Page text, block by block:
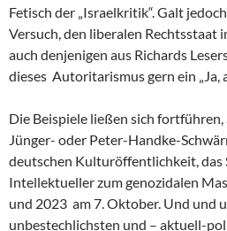
Fetisch der „Israelkritik“. Galt
Versuch, den liberalen Rechtsstaat
auch denjenigen aus Richards
dieses Autoritarismus gern ein „Ja,
Die Beispiele ließen sich
Jünger- oder Peter-Handke-
deutschen Kulturöffentlichkeit, das
Intellektueller zum genozidalen
und 2023 am 7. Oktober. Und und
unbestechlichsten und – aktuell-